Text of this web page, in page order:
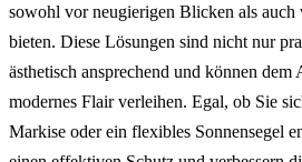
sowohl vor neugierigen Blicken als auch
bieten. Diese Lösungen sind nicht nur
ästhetisch ansprechend und können dem
modernes Flair verleihen. Egal, ob Sie
Markise oder ein flexibles Sonnensegel